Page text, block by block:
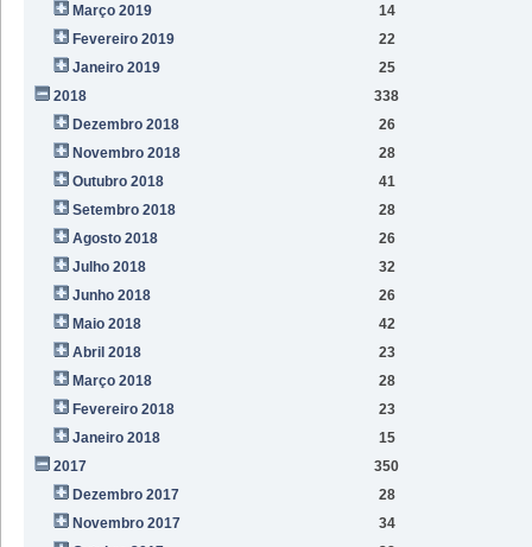
Março 2019
14
Fevereiro 2019
22
Janeiro 2019
25
2018
338
Dezembro 2018
26
Novembro 2018
28
Outubro 2018
41
Setembro 2018
28
Agosto 2018
26
Julho 2018
32
Junho 2018
26
Maio 2018
42
Abril 2018
23
Março 2018
28
Fevereiro 2018
23
Janeiro 2018
15
2017
350
Dezembro 2017
28
Novembro 2017
34